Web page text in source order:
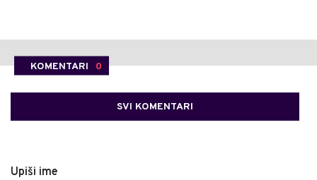
KOMENTARI 0
SVI KOMENTARI
Upiši ime